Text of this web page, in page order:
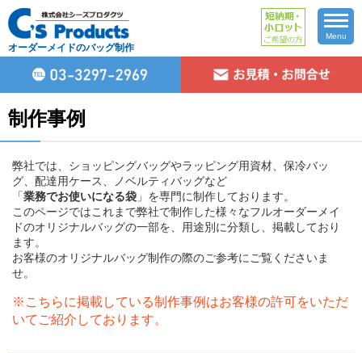
オーダーメイドのバッグ制作
Menu
制作事例
弊社では、ショッピングバッグやラッピング用資材、保冷バッ
グ、配達用ケース、ノベルティバッグなど
「業務でお使いになる袋 」を専門に制作しております。
このページではこれまで弊社で制作した様々なフルオーダーメイ
ドのオリジナルバッグの一部を、用途別に分類し、掲載しており
ます。
お客様のオリジナルバッグ制作の際のご参考にご覧くださいま
せ。
※こちらに掲載している制作事例はお客様の許可をいただ
いてご紹介しております。